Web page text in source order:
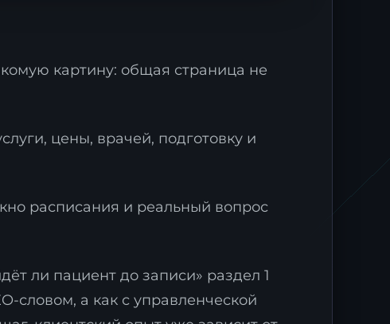
картину: общая страница не
цены, врачей, подготовку и
расписания и реальный вопрос
ли пациент до записи» раздел 1
словом, а как с управленческой